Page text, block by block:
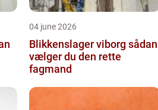
04 june 2026
Blikkenslager viborg sådan
vælger du den rette
fagmand